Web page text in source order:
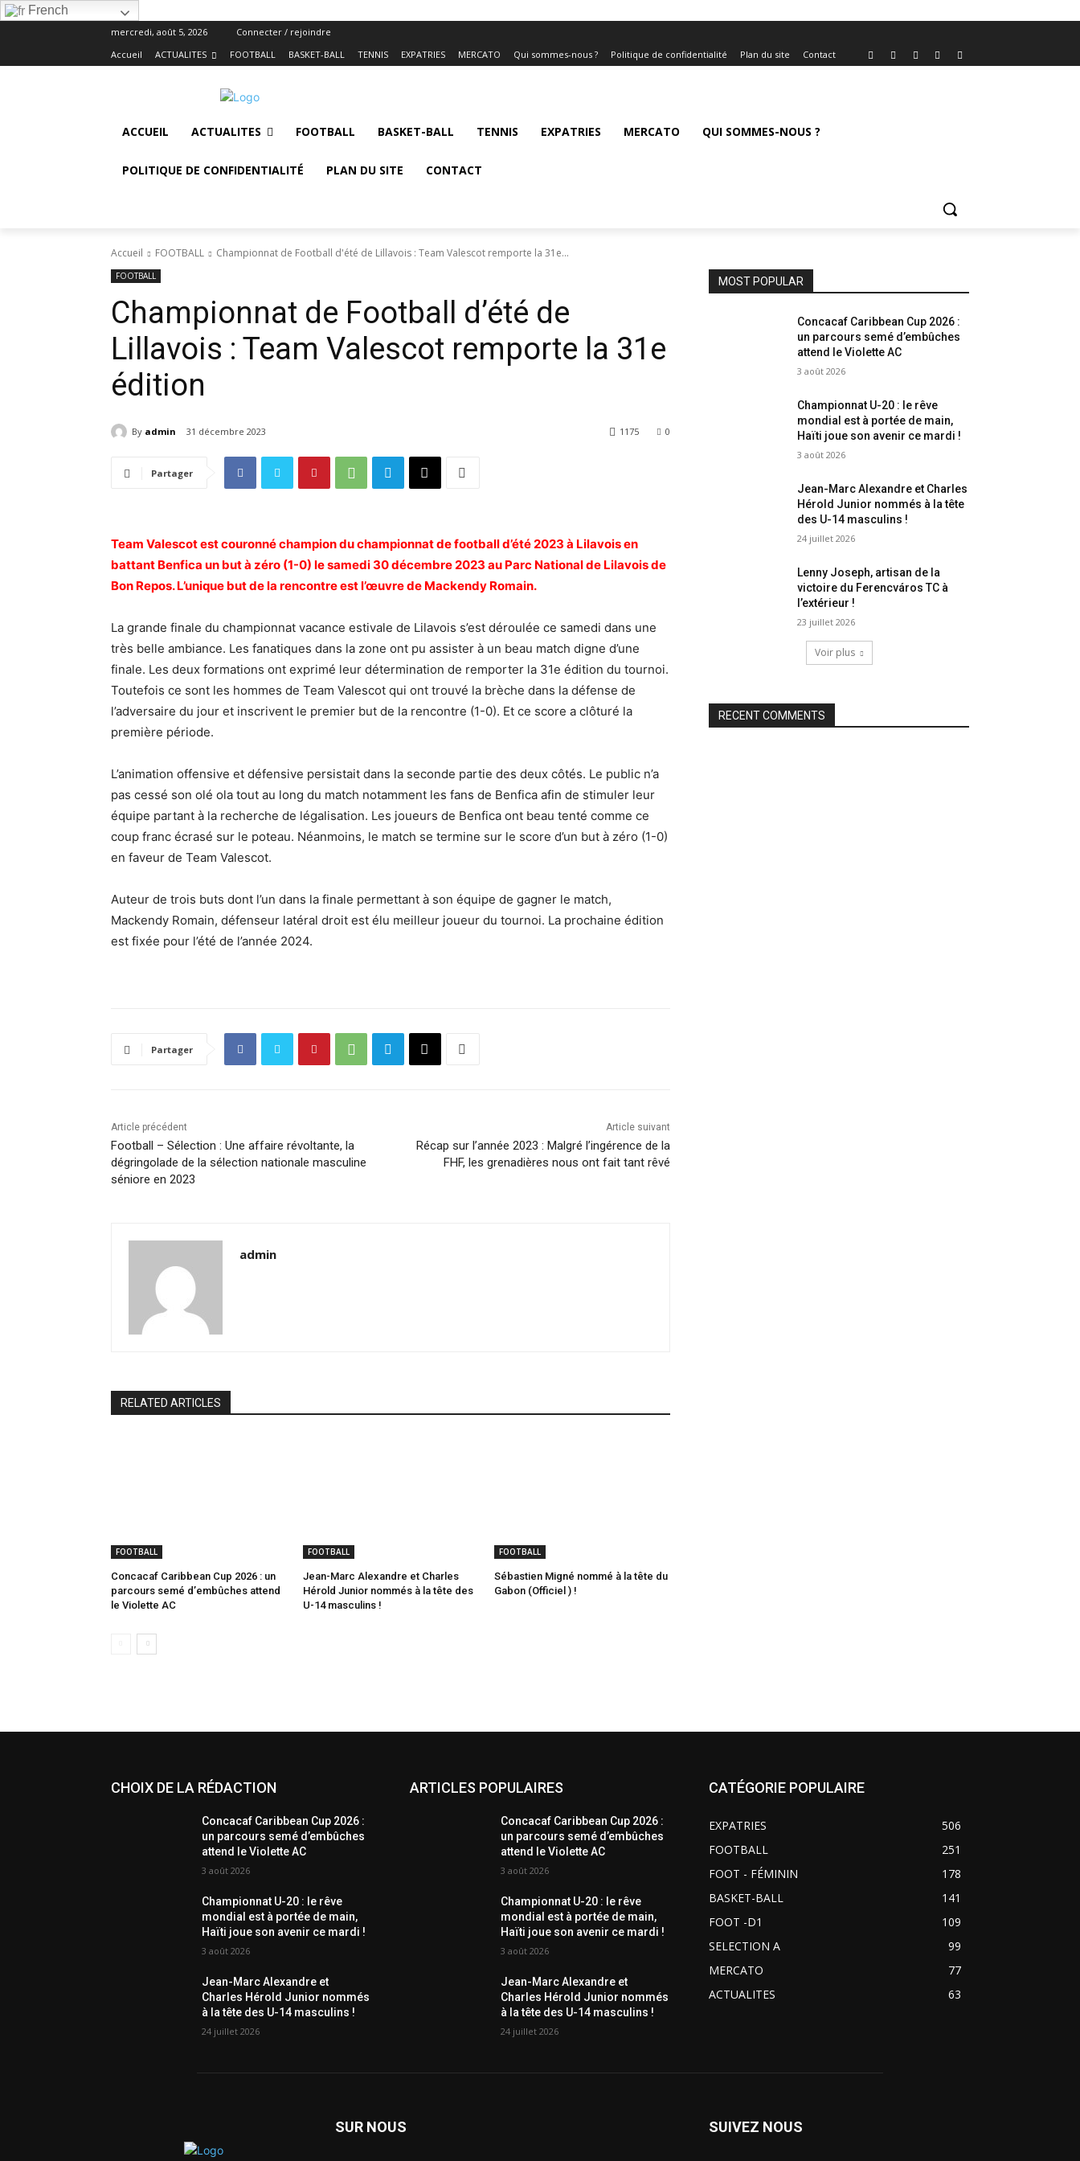
French
mercredi, août 5, 2026
Connecter / rejoindre
Accueil
ACTUALITES FOOTBALL BASKET-BALL TENNIS EXPATRIES MERCATO Qui sommes-nous ? Politique de confidentialité Plan du site Contact
ACCUEIL ACTUALITES FOOTBALL BASKET-BALL TENNIS EXPATRIES MERCATO QUI SOMMES-NOUS ?
POLITIQUE DE CONFIDENTIALITÉ PLAN DU SITE CONTACT
Accueil FOOTBALL Championnat de Football d'été de Lillavois : Team Valescot remporte la 31e...
FOOTBALL
Championnat de Football d’été de
Lillavois : Team Valescot remporte la 31e
édition
By admin 31 décembre 2023 0
1175
Partager
Team Valescot est couronné champion du championnat de football d’été 2023 à Lilavois en
battant Benfica un but à zéro (1-0) le samedi 30 décembre 2023 au Parc National de Lilavois de
Bon Repos. L’unique but de la rencontre est l’œuvre de Mackendy Romain.
La grande finale du championnat vacance estivale de Lilavois s’est déroulée ce samedi dans une
très belle ambiance. Les fanatiques dans la zone ont pu assister à un beau match digne d’une
finale. Les deux formations ont exprimé leur détermination de remporter la 31e édition du tournoi.
Toutefois ce sont les hommes de Team Valescot qui ont trouvé la brèche dans la défense de
l’adversaire du jour et inscrivent le premier but de la rencontre (1-0). Et ce score a clôturé la
première période.
L’animation offensive et défensive persistait dans la seconde partie des deux côtés. Le public n’a
pas cessé son olé ola tout au long du match notamment les fans de Benfica afin de stimuler leur
équipe partant à la recherche de légalisation. Les joueurs de Benfica ont beau tenté comme ce
coup franc écrasé sur le poteau. Néanmoins, le match se termine sur le score d’un but à zéro (1-0)
en faveur de Team Valescot.
Auteur de trois buts dont l’un dans la finale permettant à son équipe de gagner le match,
Mackendy Romain, défenseur latéral droit est élu meilleur joueur du tournoi. La prochaine édition
est fixée pour l’été de l’année 2024.
Partager
Article précédent
Football – Sélection : Une affaire révoltante, la
dégringolade de la sélection nationale masculine
séniore en 2023
Article suivant
Récap sur l’année 2023 : Malgré l’ingérence de la
FHF, les grenadières nous ont fait tant rêvé
admin
RELATED ARTICLES
FOOTBALL
Concacaf Caribbean Cup 2026 : un
parcours semé d’embûches attend
le Violette AC
FOOTBALL
Jean-Marc Alexandre et Charles
Hérold Junior nommés à la tête des
U-14 masculins !
FOOTBALL
Sébastien Migné nommé à la tête du
Gabon (Officiel ) !
MOST POPULAR
Concacaf Caribbean Cup 2026 :
un parcours semé d’embûches
attend le Violette AC
3 août 2026
Championnat U-20 : le rêve
mondial est à portée de main,
Haïti joue son avenir ce mardi !
3 août 2026
Jean-Marc Alexandre et Charles
Hérold Junior nommés à la tête
des U-14 masculins !
24 juillet 2026
Lenny Joseph, artisan de la
victoire du Ferencváros TC à
l’extérieur !
23 juillet 2026
Voir plus
RECENT COMMENTS
CHOIX DE LA RÉDACTION
Concacaf Caribbean Cup 2026 :
un parcours semé d’embûches
attend le Violette AC
3 août 2026
Championnat U-20 : le rêve
mondial est à portée de main,
Haïti joue son avenir ce mardi !
3 août 2026
Jean-Marc Alexandre et
Charles Hérold Junior nommés
à la tête des U-14 masculins !
24 juillet 2026
ARTICLES POPULAIRES
Concacaf Caribbean Cup 2026 :
un parcours semé d’embûches
attend le Violette AC
3 août 2026
Championnat U-20 : le rêve
mondial est à portée de main,
Haïti joue son avenir ce mardi !
3 août 2026
Jean-Marc Alexandre et
Charles Hérold Junior nommés
à la tête des U-14 masculins !
24 juillet 2026
CATÉGORIE POPULAIRE
EXPATRIES
506
FOOTBALL
251
FOOT - FÉMININ
178
BASKET-BALL
141
FOOT -D1
109
SELECTION A
99
MERCATO
77
ACTUALITES
63
SUR NOUS SUIVEZ NOUS